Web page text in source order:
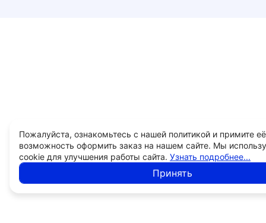
Пожалуйста, ознакомьтесь с нашей политикой и примите
возможность оформить заказ на нашем сайте. Мы
cookie для улучшения работы сайта. Узнать подробнее...
Принять